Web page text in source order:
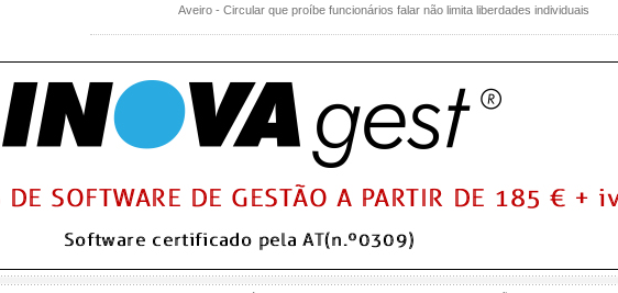
Aveiro - Circular que proíbe funcionários falar não limita liberdades individuais